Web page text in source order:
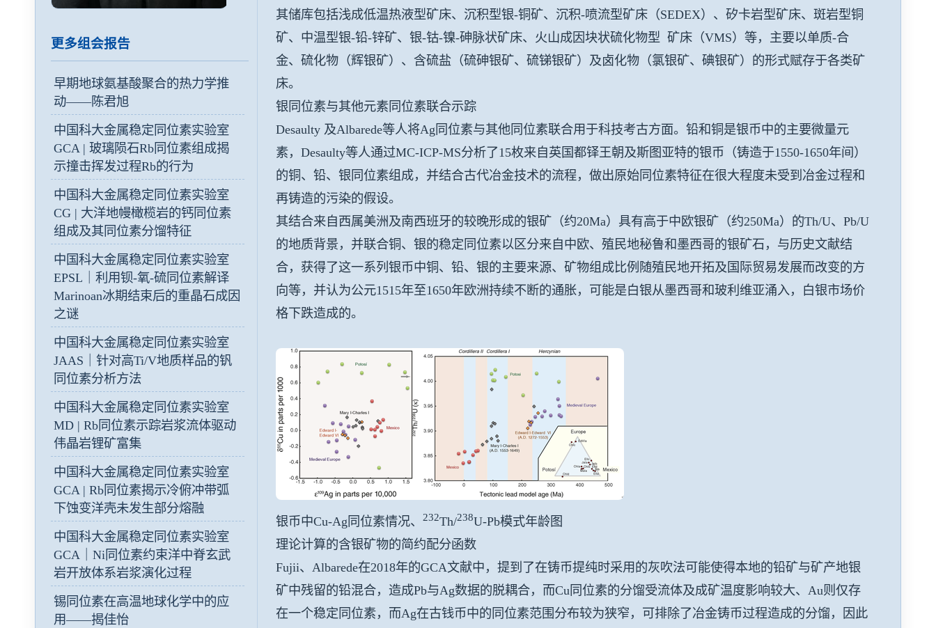
更多组会报告
早期地球氨基酸聚合的热力学推
动——陈君旭
中国科大金属稳定同位素实验室
GCA | 玻璃陨石Rb同位素组成揭
示撞击挥发过程Rb的行为
中国科大金属稳定同位素实验室
CG | 大洋地幔橄榄岩的钙同位素
组成及其同位素分馏特征
中国科大金属稳定同位素实验室
EPSL｜利用钡-氧-硫同位素解译
Marinoan冰期结束后的重晶石成因
之谜
中国科大金属稳定同位素实验室
JAAS｜针对高Ti/V地质样品的钒
同位素分析方法
中国科大金属稳定同位素实验室
MD | Rb同位素示踪岩浆流体驱动
伟晶岩锂矿富集
中国科大金属稳定同位素实验室
GCA | Rb同位素揭示冷俯冲带弧
下蚀变洋壳未发生部分熔融
中国科大金属稳定同位素实验室
GCA｜Ni同位素约束洋中脊玄武
岩开放体系岩浆演化过程
锡同位素在高温地球化学中的应
用——揭佳怡
其储库包括浅成低温热液型矿床、沉积型银-铜矿、沉积-喷流型矿床（SEDEX）、矽卡岩型矿床、斑岩型铜
矿、中温型银-铅-锌矿、银-钴-镍-砷脉状矿床、火山成因块状硫化物型 矿床（VMS）等，主要以单质-合
金、硫化物（辉银矿）、含硫盐（硫砷银矿、硫锑银矿）及卤化物（氯银矿、碘银矿）的形式赋存于各类矿
床。
银同位素与其他元素同位素联合示踪
Desaulty 及Albarede等人将Ag同位素与其他同位素联合用于科技考古方面。铅和铜是银币中的主要微量元
素，Desaulty等人通过MC-ICP-MS分析了15枚来自英国都铎王朝及斯图亚特的银币（铸造于1550-1650年间）
的铜、铅、银同位素组成，并结合古代冶金技术的流程，做出原始同位素特征在很大程度未受到冶金过程和
再铸造的污染的假设。
其结合来自西属美洲及南西班牙的较晚形成的银矿（约20Ma）具有高于中欧银矿（约250Ma）的Th/U、Pb/U
的地质背景，并联合铜、银的稳定同位素以区分来自中欧、殖民地秘鲁和墨西哥的银矿石，与历史文献结
合，获得了这一系列银币中铜、铅、银的主要来源、矿物组成比例随殖民地开拓及国际贸易发展而改变的方
向等，并认为公元1515年至1650年欧洲持续不断的通胀，可能是白银从墨西哥和玻利维亚涌入，白银市场价
格下跌造成的。
银币中Cu-Ag同位素情况、 232Th/238U-Pb模式年龄图
理论计算的含银矿物的简约配分函数
Fujii、Albarede在2018年的GCA文献中，提到了在铸币提纯时采用的灰吹法可能使得本地的铅矿与矿产地银
矿中残留的铅混合，造成Pb与Ag数据的脱耦合，而Cu同位素的分馏受流体及成矿温度影响较大、Au则仅存
在一个稳定同位素，而Ag在古钱币中的同位素范围分布较为狭窄，可排除了冶金铸币过程造成的分馏，因此